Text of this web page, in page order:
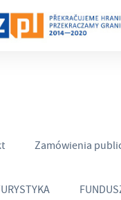
Zamówienia